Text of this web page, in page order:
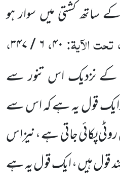
ساتھ کشتی میں سوار ہو
تحت الآیۃ: ۴۰،۶ / ۳۴۷
،
نزدیک اس تنور سے
قول یہ ہے کہ اس سے
پکائی جاتی ہے ،نیزاس
قول ہیں ، ایک قول یہ ہے